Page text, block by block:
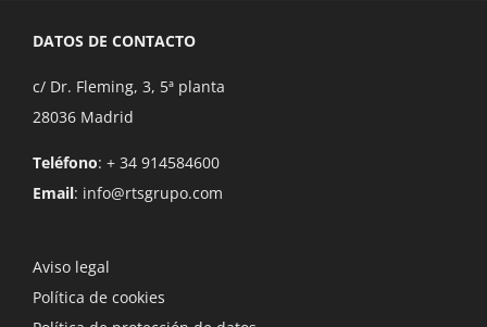
DATOS DE CONTACTO
c/ Dr. Fleming, 3, 5ª planta
28036 Madrid
Teléfono: + 34 914584600
Email: info@rtsgrupo.com
Aviso legal
Política de cookies